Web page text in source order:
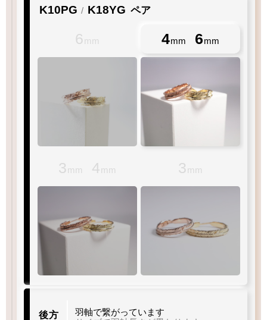
K10PG / K18YG ペア
6 mm 4mm 6mm
3 mm 4mm 3 mm
後方
羽軸で繋がっています